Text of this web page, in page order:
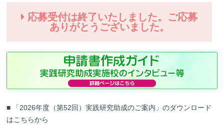
応募受付は終了いたしました。ご応募
ありがとうございました。
■ 「2026年度（第52回）実践研究助成のご案内」のダウンロード
はこちらから